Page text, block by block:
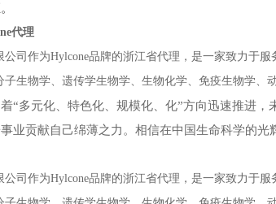
代理
司作为Hylcone品牌的浙江省代理，是一家致力于
生物学、遗传学生物学、生物化学、免疫生物学、
“多元化、特色化、规模化、化”方向迅速推进
业贡献自己绵薄之力。相信在中国生命科学的
司作为Hylcone品牌的浙江省代理，是一家致力于